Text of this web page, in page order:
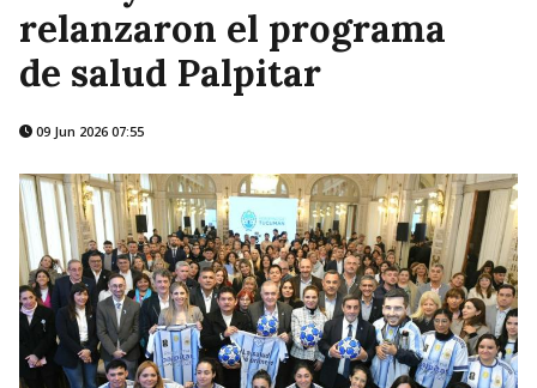
relanzaron el programa
de salud Palpitar
09 Jun 2026 07:55